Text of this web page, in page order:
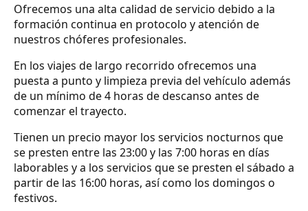
Ofrecemos una alta calidad de servicio debido a la
formación continua en protocolo y atención de
nuestros chóferes profesionales.
En los viajes de largo recorrido ofrecemos una
puesta a punto y limpieza previa del vehículo además
de un mínimo de 4 horas de descanso antes de
comenzar el trayecto.
Tienen un precio mayor los servicios nocturnos que
se presten entre las 23:00 y las 7:00 horas en días
laborables y a los servicios que se presten el sábado a
partir de las 16:00 horas, así como los domingos o
festivos.